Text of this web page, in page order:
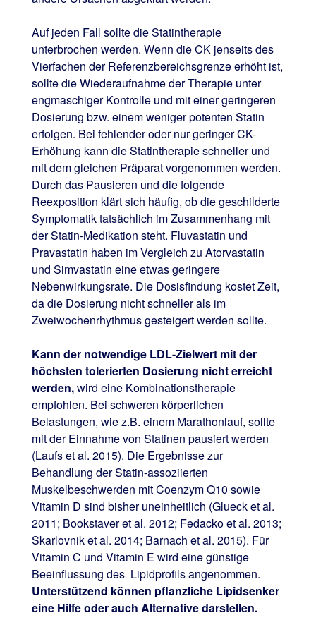
Auf jeden Fall sollte die Statintherapie
unterbrochen werden. Wenn die CK jenseits des
Vierfachen der Referenzbereichsgrenze erhöht ist,
sollte die Wiederaufnahme der Therapie unter
engmaschiger Kontrolle und mit einer geringeren
Dosierung bzw. einem weniger potenten Statin
erfolgen. Bei fehlender oder nur geringer CK-
Erhöhung kann die Statintherapie schneller und
mit dem gleichen Präparat vorgenommen werden.
Durch das Pausieren und die folgende
Reexposition klärt sich häufig, ob die geschilderte
Symptomatik tatsächlich im Zusammenhang mit
der Statin-Medikation steht. Fluvastatin und
Pravastatin haben im Vergleich zu Atorvastatin
und Simvastatin eine etwas geringere
Nebenwirkungsrate. Die Dosisfindung kostet Zeit,
da die Dosierung nicht schneller als im
Zweiwochenrhythmus gesteigert werden sollte.
Kann der notwendige LDL-Zielwert mit der
höchsten tolerierten Dosierung nicht erreicht
werden,wird eine Kombinationstherapie
empfohlen. Bei schweren körperlichen
Belastungen, wie z.B. einem Marathonlauf, sollte
mit der Einnahme von Statinen pausiert werden
(Laufs et al. 2015). Die Ergebnisse zur
Behandlung der Statin-assoziierten
Muskelbeschwerden mit Coenzym Q10 sowie
Vitamin D sind bisher uneinheitlich (Glueck et al.
2011; Bookstaver et al. 2012; Fedacko et al. 2013;
Skarlovnik et al. 2014; Barnach et al. 2015). Für
Vitamin C und Vitamin E wird eine günstige
Beeinflussung des Lipidprofils angenommen.
Unterstützend können pflanzliche Lipidsenker
eine Hilfe oder auch Alternative darstellen.